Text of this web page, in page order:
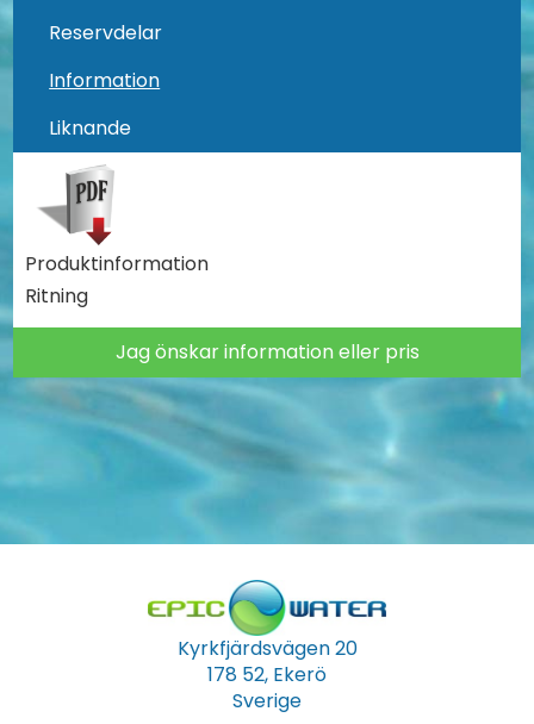
Reservdelar
Information
Liknande
Produktinformation
Ritning
Jag önskar information eller pris
Kyrkfjärdsvägen 20
178 52, Ekerö
Sverige